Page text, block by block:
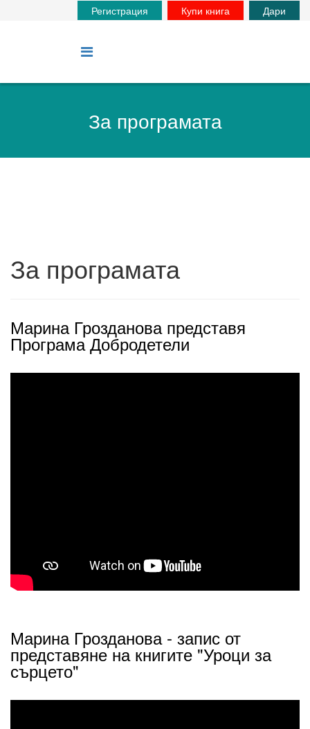
Регистрация Купи книга Дари
За програмата
За програмата
Марина Грозданова представя
Програма Добродетели
Марина Грозданова - запис от
представяне на книгите "Уроци за
сърцето"